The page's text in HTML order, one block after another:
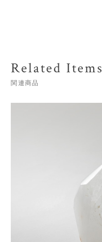
Related Items
関連商品